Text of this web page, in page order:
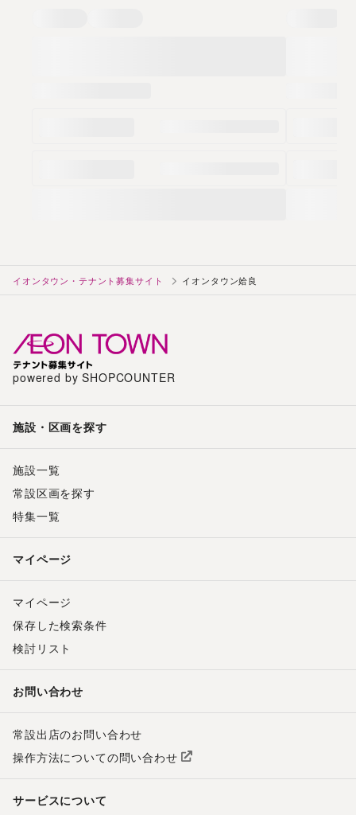
イオンタウン・テナント募集サイト イオンタウン姶良
powered by SHOPCOUNTER
施設・区画を探す
施設一覧
常設区画を探す
特集一覧
マイページ
マイページ
保存した検索条件
検討リスト
お問い合わせ
常設出店のお問い合わせ
操作方法についての問い合わせ
サービスについて